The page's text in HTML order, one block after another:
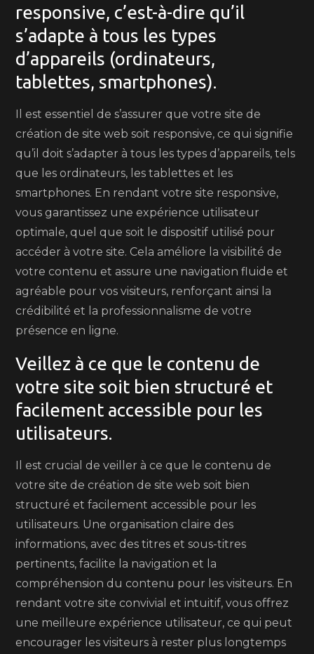
responsive, c’est-à-dire qu’il
s’adapte à tous les types
d’appareils (ordinateurs,
tablettes, smartphones).
Il est essentiel de s’assurer que votre site de
création de site web soit responsive, ce qui signifie
qu’il doit s’adapter à tous les types d’appareils, tels
que les ordinateurs, les tablettes et les
smartphones. En rendant votre site responsive,
vous garantissez une expérience utilisateur
optimale, quel que soit le dispositif utilisé pour
accéder à votre site. Cela améliore la visibilité de
votre contenu et assure une navigation fluide et
agréable pour vos visiteurs, renforçant ainsi la
crédibilité et la professionnalisme de votre
présence en ligne.
Veillez à ce que le contenu de
votre site soit bien structuré et
facilement accessible pour les
utilisateurs.
Il est crucial de veiller à ce que le contenu de
votre site de création de site web soit bien
structuré et facilement accessible pour les
utilisateurs. Une organisation claire des
informations, avec des titres et sous-titres
pertinents, facilite la navigation et la
compréhension du contenu pour les visiteurs. En
rendant votre site convivial et intuitif, vous offrez
une meilleure expérience utilisateur, ce qui peut
encourager les visiteurs à rester plus longtemps